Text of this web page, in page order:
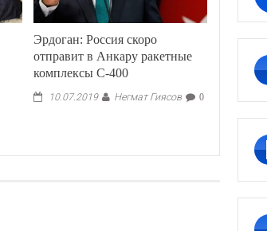
Эрдоган: Россия скоро
отправит в Анкару ракетные
комплексы С-400
10.07.2019 Негмат Гиясов 0